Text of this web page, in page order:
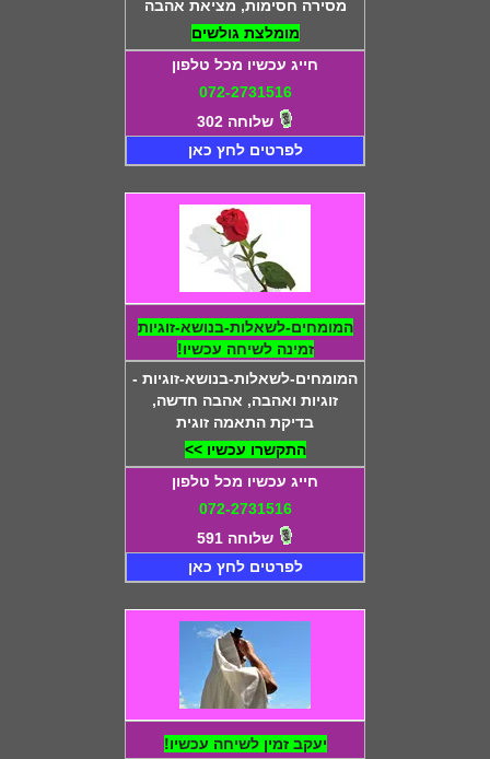
מסירה חסימות, מציאת אהבה
מומלצת גולשים
חייג עכשיו מכל טלפון
072-2731516
שלוחה 302
לפרטים לחץ כאן
המומחים-לשאלות-בנושא-זוגיות
זמינה לשיחה עכשיו!
המומחים-לשאלות-בנושא-זוגיות -
זוגיות ואהבה, אהבה חדשה,
בדיקת התאמה זוגית
התקשרו עכשיו >>
חייג עכשיו מכל טלפון
072-2731516
שלוחה 591
לפרטים לחץ כאן
יעקב זמין לשיחה עכשיו!